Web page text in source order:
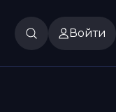
Войти